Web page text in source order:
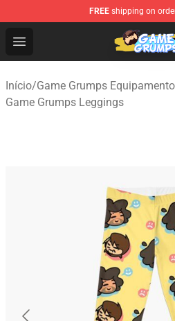
FREE shipping on
Open menu
Game Grumps Shop -
Início/Game Grumps
Game Grumps Leggings